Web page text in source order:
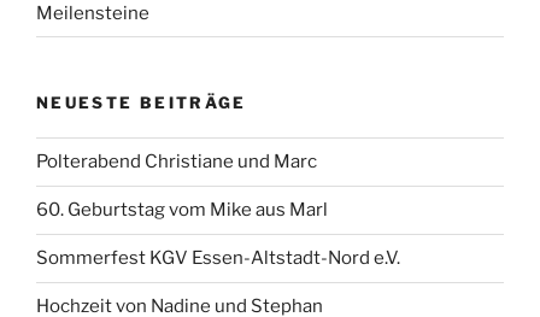
Meilensteine
NEUESTE BEITRÄGE
Polterabend Christiane und Marc
60. Geburtstag vom Mike aus Marl
Sommerfest KGV Essen-Altstadt-Nord e.V.
Hochzeit von Nadine und Stephan